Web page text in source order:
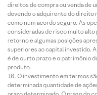
direitos de compra ou venda de
devendo o adquirente do direito
como num acordo seguro. As
consideradas de risco muito
retorno e algumas posições
superiores ao capital investido.
é de curto prazo e o patrimônio
produto.
O investimento em termos
determinada quantidade de